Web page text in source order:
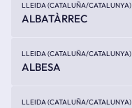
LLEIDA (CATALUÑA/CATALUNYA)
ALBATÀRREC
LLEIDA (CATALUÑA/CATALUNYA)
ALBESA
LLEIDA (CATALUÑA/CATALUNYA)